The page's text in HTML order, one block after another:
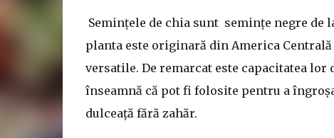
Semințele de chia sunt semințe negre de
planta este originară din America
versatile. De remarcat este capacitatea lor
înseamnă că pot fi folosite pentru a
dulceață fără zahăr.